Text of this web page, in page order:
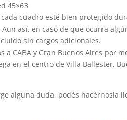
45×63
cuadro esté bien protegido
así, en caso de que ocurra
sin cargos adicionales.
a CABA y Gran Buenos Aires
en el centro de Villa Ballester,
alguna duda, podés hacérnosla